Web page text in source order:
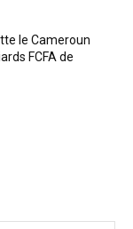
le Cameroun
FCFA de